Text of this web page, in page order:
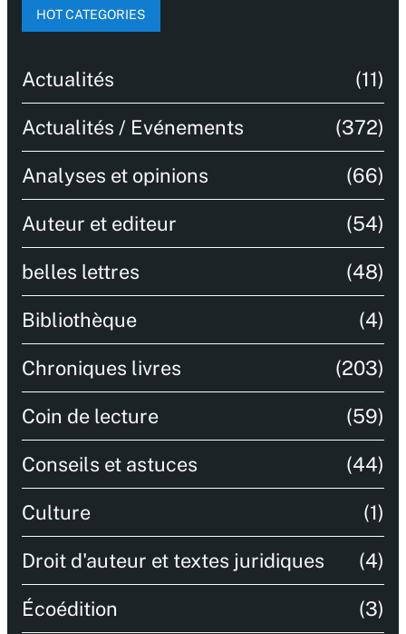
HOT CATEGORIES
Actualités (11)
Actualités / Evénements (372)
Analyses et opinions (66)
Auteur et editeur (54)
belles lettres (48)
Bibliothèque (4)
Chroniques livres (203)
Coin de lecture (59)
Conseils et astuces (44)
Culture (1)
Droit d'auteur et textes juridiques (4)
Écoédition (3)